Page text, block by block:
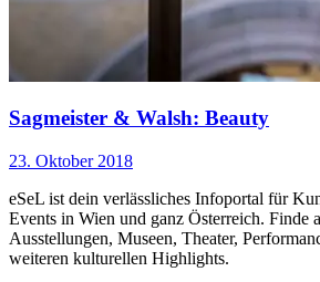
Sagmeister & Walsh: Beauty
23. Oktober 2018
eSeL ist dein verlässliches Infoportal für
Events in Wien und ganz Österreich. Finde
Ausstellungen, Museen, Theater,
weiteren kulturellen Highlights.